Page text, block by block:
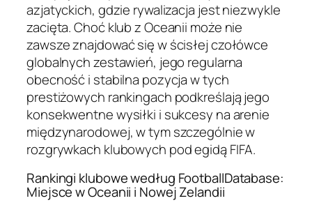
azjatyckich, gdzie rywalizacja jest niezwykle
zacięta. Choć klub z Oceanii może nie
zawsze znajdować się w ścisłej czołówce
globalnych zestawień, jego regularna
obecność i stabilna pozycja w tych
prestiżowych rankingach podkreślają jego
konsekwentne wysiłki i sukcesy na arenie
międzynarodowej, w tym szczególnie w
rozgrywkach klubowych pod egidą FIFA.
Rankingi klubowe według FootballDatabase:
Miejsce w Oceanii i Nowej Zelandii